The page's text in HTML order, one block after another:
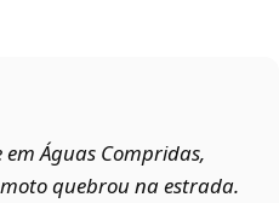
Águas Compridas,
quebrou na estrada.